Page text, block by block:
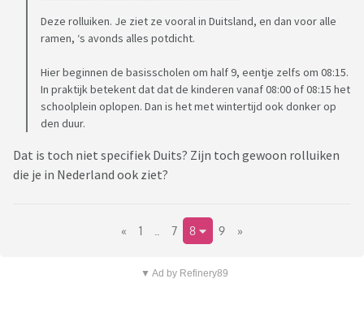
Deze rolluiken. Je ziet ze vooral in Duitsland, en dan voor alle
ramen, ‘s avonds alles potdicht.
Hier beginnen de basisscholen om half 9, eentje zelfs om 08:15.
In praktijk betekent dat dat de kinderen vanaf 08:00 of 08:15 het
schoolplein oplopen. Dan is het met wintertijd ook donker op
den duur.
Dat is toch niet specifiek Duits? Zijn toch gewoon rolluiken
die je in Nederland ook ziet?
« 1 7 8 9 »
▼ Ad by Refinery89